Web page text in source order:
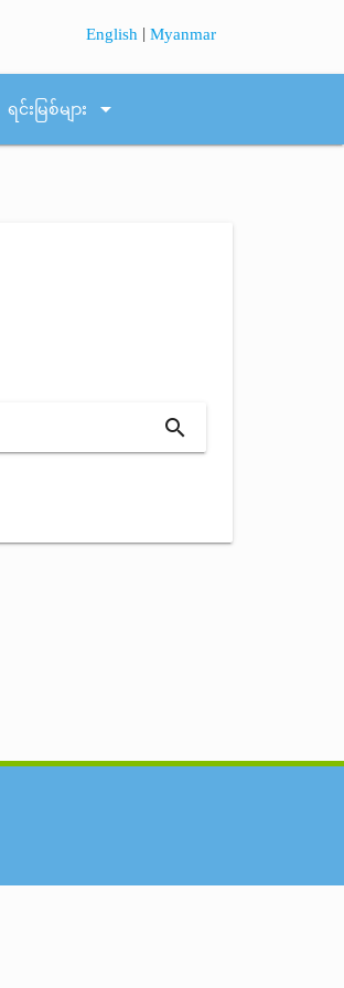
English |Myanmar
ရင်းမြစ်များ arrow_drop_down
search